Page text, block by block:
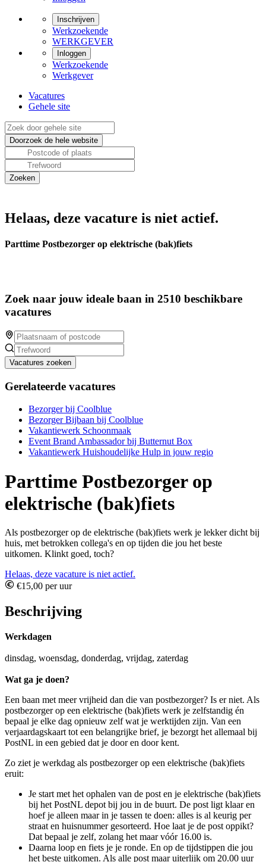
Inschrijven
Werkzoekende
WERKGEVER
Inloggen
Werkzoekende
Werkgever
Vacatures
Gehele site
Helaas, deze vacature is niet actief.
Parttime Postbezorger op elektrische (bak)fiets
Zoek naar jouw ideale baan in 2510 beschikbare
vacatures
Vacatures zoeken
Gerelateerde vacatures
Bezorger bij Coolblue
Bezorger Bijbaan bij Coolblue
Vakantiewerk Schoonmaak
Event Brand Ambassador bij Butternut Box
Vakantiewerk Huishoudelijke Hulp in jouw regio
Parttime Postbezorger op
elektrische (bak)fiets
Als postbezorger op de elektrische (bak)fiets werk je lekker dicht bij
huis, met betrokken collega's en op tijden die jou het beste
uitkomen. Klinkt goed, toch?
Helaas, deze vacature is niet actief.
€15,00 per uur
Beschrijving
Werkdagen
dinsdag, woensdag, donderdag, vrijdag, zaterdag
Wat ga je doen?
Een baan met meer vrijheid dan die van postbezorger? Is er niet. Als
postbezorger op een elektrische (bak)fiets werk je zelfstandig én
bepaal je elke dag opnieuw zelf wat je werktijden zijn. Van een
verjaardagskaart tot een belangrijke brief, je bezorgt het allemaal bij
PostNL in een gebied dat je door en door kent.
Zo ziet je werkdag als postbezorger op een elektrische (bak)fiets
eruit:
Je start met het ophalen van de post en je elektrische (bak)fiets
bij het PostNL depot bij jou in de buurt. De post ligt klaar en
hoef je alleen maar in je tassen te doen: alles is al keurig per
straat en huisnummer gesorteerd. Hoe laat je de post oppikt?
Dat bepaal je zelf, zolang het maar vóór 16.00 is.
Daarna loop en fiets je je ronde. En op de tijdstippen die jou
het beste uitkomen. Als alle post maar uiterlijk om 20.00 uur